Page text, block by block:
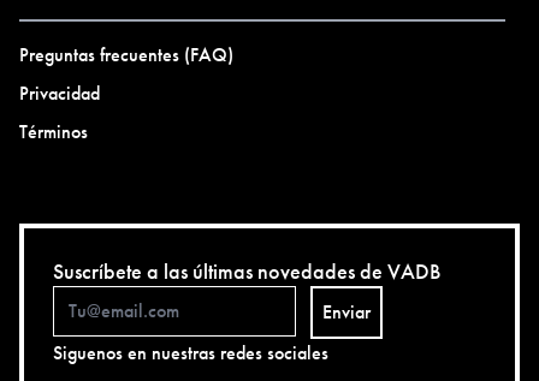
Preguntas frecuentes (FAQ)
Privacidad
Términos
Suscríbete a las últimas novedades de VADB
Enviar
Siguenos en nuestras redes sociales